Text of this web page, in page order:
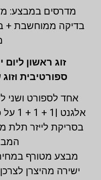
מדרסים במבצע:
בדיקה ממוחשבת +
זוג ראשון ליום
ספורטיבית
אחד לספורט ושני
בסריקת לייזר תלת
מבצע מטורף
ישירה מהיצרן